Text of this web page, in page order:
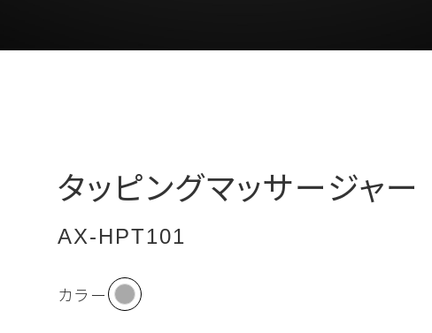
タッピングマッサージャー
AX-HPT101
カラー